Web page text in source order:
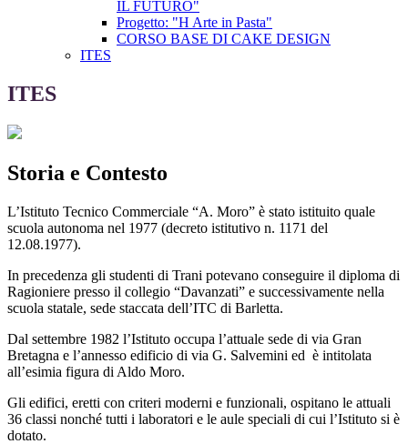
IL FUTURO"
Progetto: "H Arte in Pasta"
CORSO BASE DI CAKE DESIGN
ITES
ITES
Storia e Contesto
L’Istituto Tecnico Commerciale “A. Moro” è stato istituito quale
scuola autonoma nel 1977 (decreto istitutivo n. 1171 del
12.08.1977).
In precedenza gli studenti di Trani potevano conseguire il diploma di
Ragioniere presso il collegio “Davanzati” e successivamente nella
scuola statale, sede staccata dell’ITC di Barletta.
Dal settembre 1982 l’Istituto occupa l’attuale sede di via Gran
Bretagna e l’annesso edificio di via G. Salvemini ed è intitolata
all’esimia figura di Aldo Moro.
Gli edifici, eretti con criteri moderni e funzionali, ospitano le attuali
36 classi nonché tutti i laboratori e le aule speciali di cui l’Istituto si è
dotato.